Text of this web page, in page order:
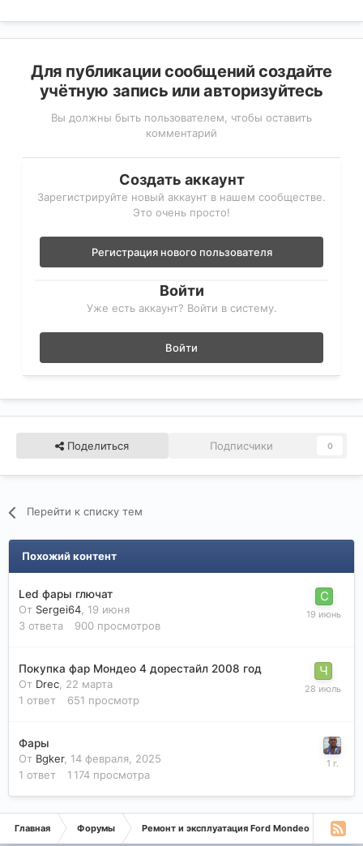
Для публикации сообщений создайте
учётную запись или авторизуйтесь
Вы должны быть пользователем, чтобы оставить
комментарий
Создать аккаунт
Зарегистрируйте новый аккаунт в нашем сообществе.
Это очень просто!
Регистрация нового пользователя
Войти
Уже есть аккаунт? Войти в систему.
Войти
Поделиться Подписчики 0
Перейти к списку тем
Похожий контент
Led фары глючат
От Sergei64, 19 июня
3 ответа 900 просмотров
Покупка фар Мондео 4 дорестайл 2008 год
От Drec, 22 марта
1 ответ 651 просмотр
Фары
От Bgker, 14 февраля, 2025
1 ответ 1 174 просмотра
Главная Форумы Ремонт и эксплуатация Ford Mondeo